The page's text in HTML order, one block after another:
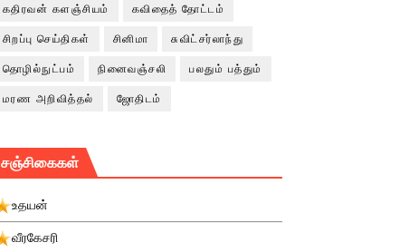
கதிரவன் களஞ்சியம் கவிதைத் தோட்டம்
சிறப்பு செய்திகள் சினிமா சுவிட்சர்லாந்து
தொழில்நுட்பம் நினைவஞ்சலி பலதும் பத்தும்
மரண அறிவித்தல் ஜோதிடம்
சஞ்சிகைகள்
உதயன்
வீரகேசரி